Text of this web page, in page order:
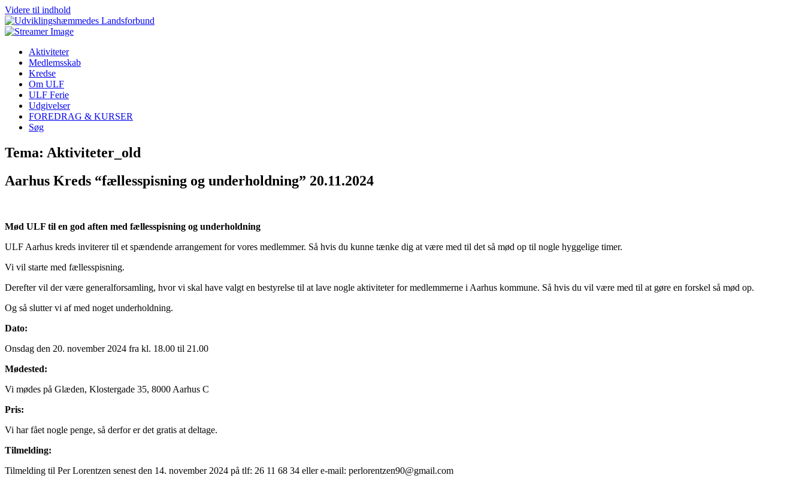
Videre til indhold
Aktiviteter
Medlemsskab
Kredse
Om ULF
ULF Ferie
Udgivelser
FOREDRAG & KURSER
Søg
Tema: Aktiviteter_old
Aarhus Kreds “fællesspisning og underholdning” 20.11.2024
Mød ULF til en god aften med fællesspisning og underholdning
ULF Aarhus kreds inviterer til et spændende arrangement for vores medlemmer. Så hvis du kunne tænke dig at være med til det så mød op til nogle hyggelige timer.
Vi vil starte med fællesspisning.
Derefter vil der være generalforsamling, hvor vi skal have valgt en bestyrelse til at lave nogle aktiviteter for medlemmerne i Aarhus kommune. Så hvis du vil være med til at gøre en forskel så mød op.
Og så slutter vi af med noget underholdning.
Dato:
Onsdag den 20. november 2024 fra kl. 18.00 til 21.00
Mødested:
Vi mødes på Glæden, Klostergade 35, 8000 Aarhus C
Pris:
Vi har fået nogle penge, så derfor er det gratis at deltage.
Tilmelding:
Tilmelding til Per Lorentzen senest den 14. november 2024 på tlf: 26 11 68 34 eller e-mail: perlorentzen90@gmail.com